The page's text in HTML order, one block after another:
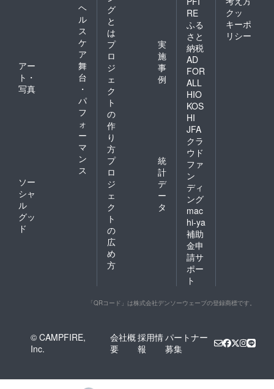
ヘ
ル
ス
ケ
ア
アー
ト・
写真
舞
台
・
パ
フ
ォ
ー
マ
ン
ス
ソー
シャ
ル
グッ
ド
グ
と
は
プ
ロ
ジ
ェ
ク
ト
の
作
り
方
実
施
事
例
プ
ロ
ジ
ェ
ク
ト
の
広
め
方
統
計
デ
ー
タ
RE
ふる
さと
納税
AD
FOR
ALL
HIO
KOS
HI
JFA
クラ
ウド
ファ
ン
ディ
ング
mac
hi-ya
補助
金申
請サ
ポー
ト
クッ
キーポ
リシー
「QRコード」は株式会社デンソーウェーブの登録商標です。
© CAMPFIRE,
Inc.
会社概
要
採用情
報
パートナー
募集